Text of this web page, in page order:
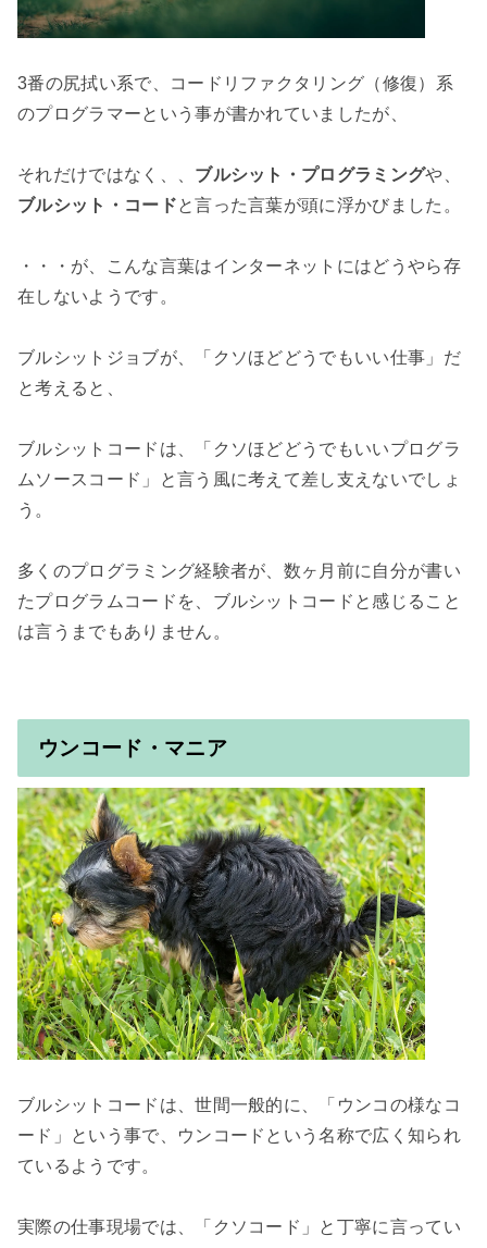
3番の尻拭い系で、コードリファクタリング（修復）系
のプログラマーという事が書かれていましたが、
それだけではなく、、 ブルシット・プログラミングや、
ブルシット・コードと言った言葉が頭に浮かびました。
・・・が、こんな言葉はインターネットにはどうやら存
在しないようです。
ブルシットジョブが、「クソほどどうでもいい仕事」だ
と考えると、
ブルシットコードは、「クソほどどうでもいいプログラ
ムソースコード」と言う風に考えて差し支えないでしょ
う。
多くのプログラミング経験者が、数ヶ月前に自分が書い
たプログラムコードを、ブルシットコードと感じること
は言うまでもありません。
ウンコード・マニア
ブルシットコードは、世間一般的に、「ウンコの様なコ
ード」という事で、ウンコードという名称で広く知られ
ているようです。
実際の仕事現場では、「クソコード」と丁寧に言ってい